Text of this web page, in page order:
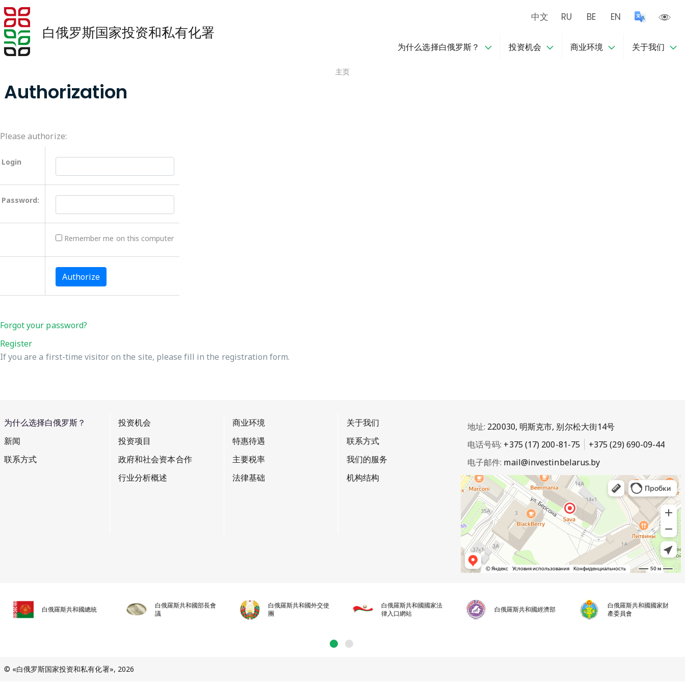
白俄罗斯国家投资和私有化署
中文 RU BE EN
为什么选择白俄罗斯？ 投资机会 商业环境 关于我们
主页
Authorization
Please authorize:
Login
Password:
Remember me on this computer
Forgot your password?
Register
If you are a first-time visitor on the site, please fill in the registration form.
为什么选择白俄罗斯？
新闻
联系方式
投资机会
投资项目
政府和社会资本合作
行业分析概述
商业环境
特惠待遇
主要税率
法律基础
关于我们
联系方式
我们的服务
机构结构
地址: 220030, 明斯克市, 别尔松大街14号
电话号码: +375 (17) 200-81-75
+375 (29) 690-09-44
电子邮件: mail@investinbelarus.by
白俄羅斯共和國總統
白俄羅斯共和國部長會
議
白俄羅斯共和國外交使
團
白俄羅斯共和國國家法
律入口網站
白俄羅斯共和國經濟部
白俄羅斯共和國國家財
產委員會
© «白俄罗斯国家投资和私有化署», 2026